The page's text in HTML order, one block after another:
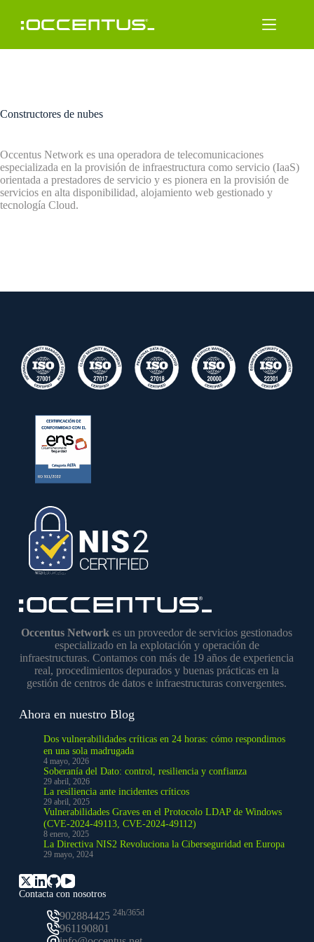
contenido
Constructores de nubes
Occentus Network es una operadora de telecomunicaciones
especializada en la provisión de infraestructura como servicio (IaaS)
orientada a prestadores de servicio y es pionera en la provisión de
servicios en alta disponibilidad, alojamiento web gestionado y
tecnología Cloud.
Occentus Network es un proveedor de servicios gestionados
especializado en la explotación y operación de
infraestructuras. Contamos con más de 19 años de experiencia
real, procedimientos depurados y buenas prácticas en la
gestión de centros de datos e infraestructuras convergentes.
Contacta con nosotros
902884425 24h/365d
961190801
Ahora en nuestro Blog
Dos vulnerabilidades críticas en 24 horas: cómo respondimos
en una sola madrugada
4 mayo, 2026
Soberanía del Dato: control, resiliencia y confianza
29 abril, 2026
La resiliencia ante incidentes críticos
29 abril, 2025
Vulnerabilidades Graves en el Protocolo LDAP de Windows
(CVE-2024-49113, CVE-2024-49112)
8 enero, 2025
La Directiva NIS2 Revoluciona la Ciberseguridad en Europa
29 mayo, 2024